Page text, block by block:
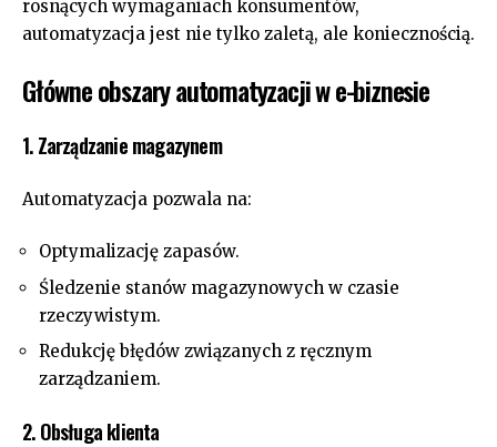
rosnących wymaganiach konsumentów,
automatyzacja jest nie tylko zaletą, ale koniecznością.
Główne obszary automatyzacji w e-biznesie
1. Zarządzanie magazynem
Automatyzacja pozwala na:
Optymalizację zapasów.
Śledzenie stanów magazynowych w czasie
rzeczywistym.
Redukcję błędów związanych z ręcznym
zarządzaniem.
2. Obsługa klienta